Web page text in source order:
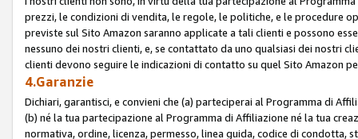
prezzi, le condizioni di vendita, le regole, le politiche, e le procedure
previste sul Sito Amazon saranno applicate a tali clienti e possono
nessuno dei nostri clienti, e, se contattato da uno qualsiasi dei nostri
clienti devono seguire le indicazioni di contatto su quel Sito Amazon
4.Garanzie
Dichiari, garantisci, e convieni che (a) parteciperai al Programma di
(b) né la tua partecipazione al Programma di Affiliazione né la tua
normativa, ordine, licenza, permesso, linea guida, codice di